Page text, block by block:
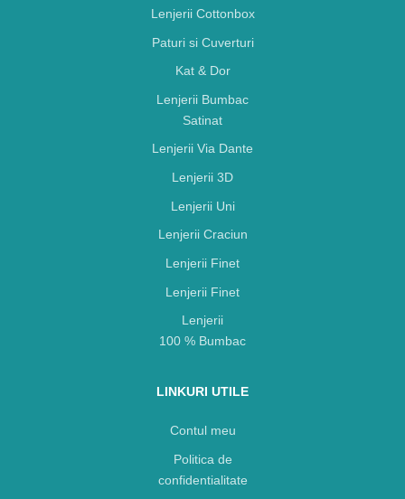
Lenjerii Cottonbox
Paturi si Cuverturi
Kat & Dor
Lenjerii Bumbac
Satinat
Lenjerii Via Dante
Lenjerii 3D
Lenjerii Uni
Lenjerii Craciun
Lenjerii Finet
Lenjerii Finet
Lenjerii
100 % Bumbac
LINKURI UTILE
Contul meu
Politica de
confidentialitate